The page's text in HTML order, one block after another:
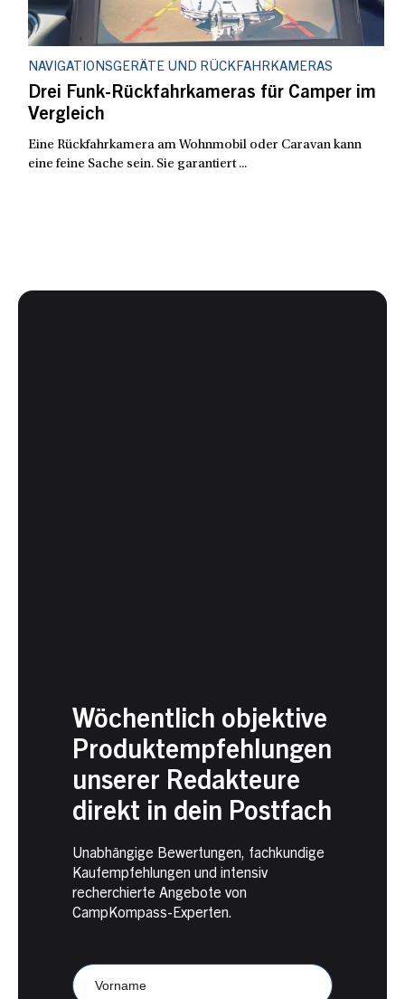
NAVIGATIONSGERÄTE UND RÜCKFAHRKAMERAS
Drei Funk-Rückfahrkameras für Camper im
Vergleich
Eine Rückfahrkamera am Wohnmobil oder Caravan kann
eine feine Sache sein. Sie garantiert ...
Wöchentlich objektive
Produktempfehlungen
unserer Redakteure
direkt in dein Postfach
Unabhängige Bewertungen, fachkundige
Kaufempfehlungen und intensiv
recherchierte Angebote von
CampKompass-Experten.
CampKompass
Vorname